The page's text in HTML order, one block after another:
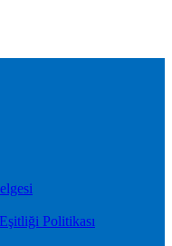
Politikası